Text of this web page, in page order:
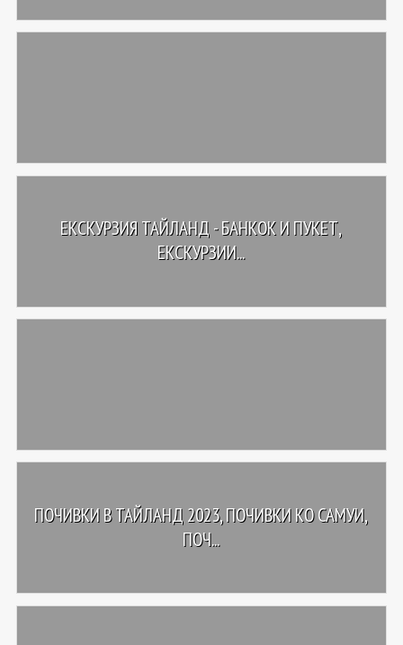
ЕКСКУРЗИЯ ТАЙЛАНД - БАНКОК И ПУКЕТ,
ЕКСКУРЗИИ...
ПОЧИВКИ В ТАЙЛАНД 2023, ПОЧИВКИ КО САМУИ,
ПОЧ...